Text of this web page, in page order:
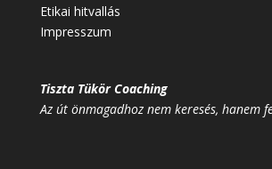
Etikai hitvallás
Impresszum
Tiszta Tükör Coaching
Az út önmagadhoz nem keresés, hanem